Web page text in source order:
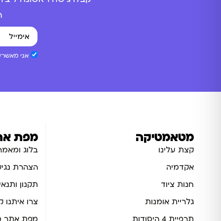
אני מאשר/
מטאמטיקה
קצת עלינו
אקדמיה
חנות ציוד
גלריית אומנות
תרפיית 4 היסודות
מפת
בלוג
הצהרת
תקנון
צרו איתנו
מפת אתר